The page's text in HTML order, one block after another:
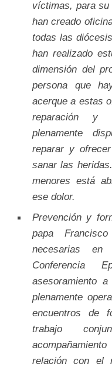
víctimas, para su
han creado
todas las
han realizado
dimensión del
persona que
acerque a estas
reparación y
plenamente
reparar y
sanar las
menores está
ese dolor.
Prevención y
papa
necesarias
Conferencia
asesoramiento
plenamente
encuentros de
trabajo
relación con el